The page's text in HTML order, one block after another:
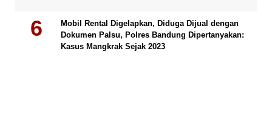
Mobil Rental Digelapkan, Diduga Dijual dengan
Dokumen Palsu, Polres Bandung Dipertanyakan:
Kasus Mangkrak Sejak 2023